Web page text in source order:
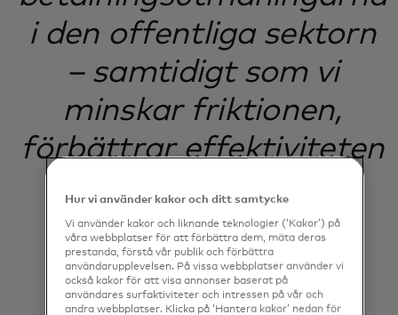
i den offentliga sektorn
– samtidigt som vi
minskar friktionen,
förbättrar effektiviteten
och höjer säkerheten.
Nick McDonald
NEPO, United Kingdom
Hur vi använder kakor och ditt samtycke
Vi använder kakor och liknande teknologier (‘Kakor’) på
våra webbplatser för att förbättra dem, mäta deras
prestanda, förstå vår publik och förbättra
användarupplevelsen. På vissa webbplatser använder vi
också kakor för att visa annonser baserat på
användares surfaktiviteter och intressen på vår och
andra webbplatser. Klicka på ‘Hantera kakor’ nedan för